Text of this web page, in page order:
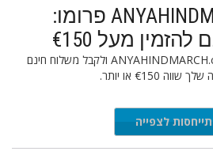
ANYAHINDMARCH.com פרומו:
מעל €150
ליהנות פרומו זה עבור ANYAHINDMARCH.com ולקבל משלוח חינם
€150 או יותר.
לצפייה